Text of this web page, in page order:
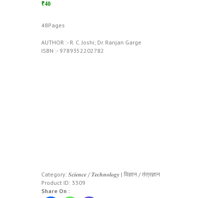
₹40
48Pages
AUTHOR :- R. C. Joshi; Dr. Ranjan Garge
ISBN :- 9789352202782
Category: 𝑺𝒄𝒊𝒆𝒏𝒄𝒆 / 𝑻𝒆𝒄𝒉𝒏𝒐𝒍𝒐𝒈𝒚 | विज्ञान / तंत्रज्ञान
Product ID: 3309
Share On :